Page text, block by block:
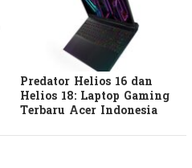
Predator Helios 16 dan
Helios 18: Laptop Gaming
Terbaru Acer Indonesia